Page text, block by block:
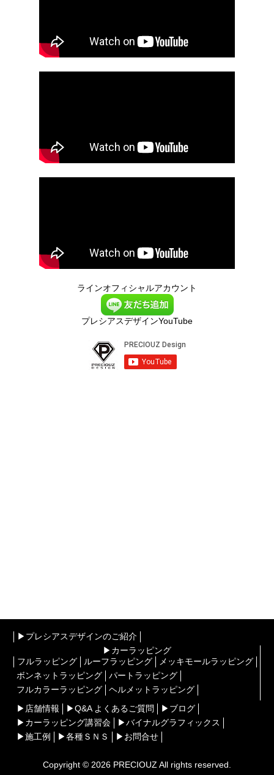
ラインオフィシャルアカウント
プレシアスデザインYouTube
▶︎プレシアスデザインのご紹介
▶︎カーラッピング
フルラッピング
ルーフラッピング
メッキモールラッピング
ボンネットラッピング
パートラッピング
フルカラーラッピング
ヘルメットラッピング
▶︎店舗情報
▶︎Q&A よくあるご質問
▶︎ブログ
▶︎カーラッピング講習会
▶︎バイナルグラフィックス
▶︎施工例
▶︎各種ＳＮＳ ▶︎お問合せ
Copyright © 2026 PRECIOUZ All rights reserved.